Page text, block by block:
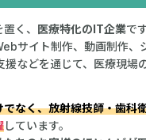
く、 医療特化のIT企業です
サイト制作、動画制作、
などを通じて、医療現場
でなく、放射線技師・歯科
しています。